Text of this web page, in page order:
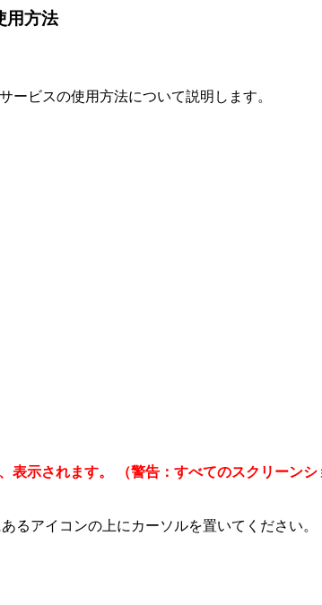
用方法
ービスの使用方法について説明します。
表示されます。
（警告：すべてのスクリーン
アイコンの上にカーソルを置いてください